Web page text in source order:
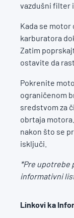
vazdušni filter
Kada se
karburatora
Zatim
ostavite da
Pokrenite
ograničenom
sredstvom za
obrtaja
nakon što se
isključi.
*Pre upotrebe
informativni
Linkovi ka